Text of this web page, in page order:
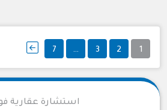
تعدد
صفحات
المقالات
1
2
3
…
7
استشارة عقارية